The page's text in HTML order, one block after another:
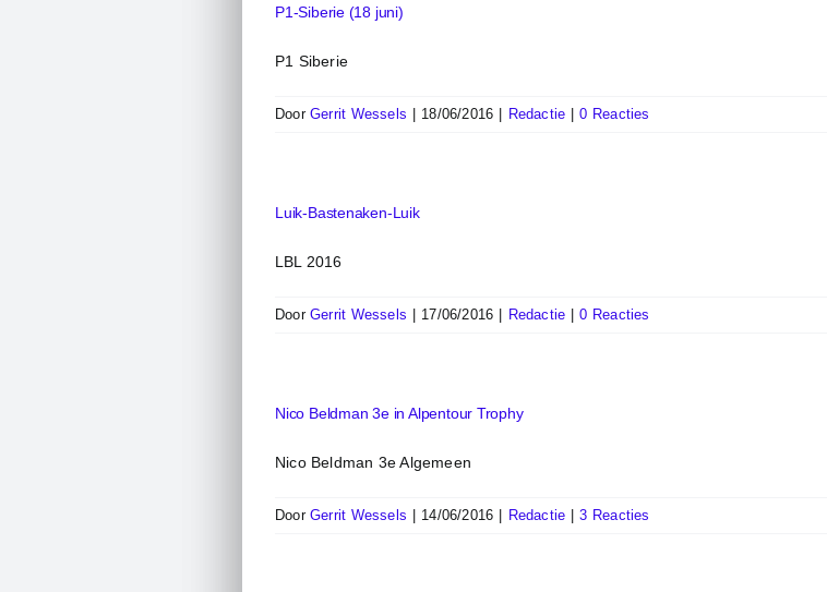
P1-Siberie (18 juni)
P1 Siberie
DoorGerrit Wessels 18/06/2016 Redactie 0 Reacties
Luik-Bastenaken-Luik
LBL 2016
DoorGerrit Wessels 17/06/2016 Redactie 0 Reacties
Nico Beldman 3e in Alpentour Trophy
Nico Beldman 3e Algemeen
DoorGerrit Wessels 14/06/2016 Redactie 3 Reacties